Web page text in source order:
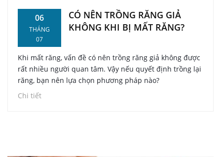
06
THÁNG
07
CÓ NÊN TRỒNG RĂNG GIẢ
KHÔNG KHI BỊ MẤT RĂNG?
Khi mất răng, vấn đề có nên trồng răng giả không được
rất nhiều người quan tâm. Vậy nếu quyết định trồng lại
răng, bạn nên lựa chọn phương pháp nào?
Chi tiết